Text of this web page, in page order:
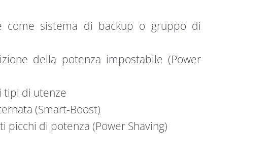
come sistema di backup o gruppo di
della potenza impostabile (Power
tipi di utenze
(Smart-Boost)
di potenza (Power Shaving)